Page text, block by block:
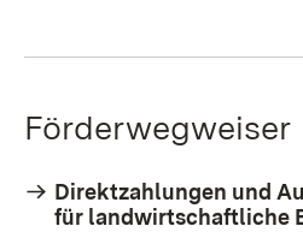
Förderwegweiser
Direktzahlungen und
für landwirtschaftliche